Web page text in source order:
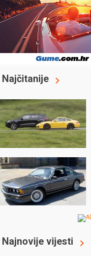
Najčitanije
Najnovije vijesti